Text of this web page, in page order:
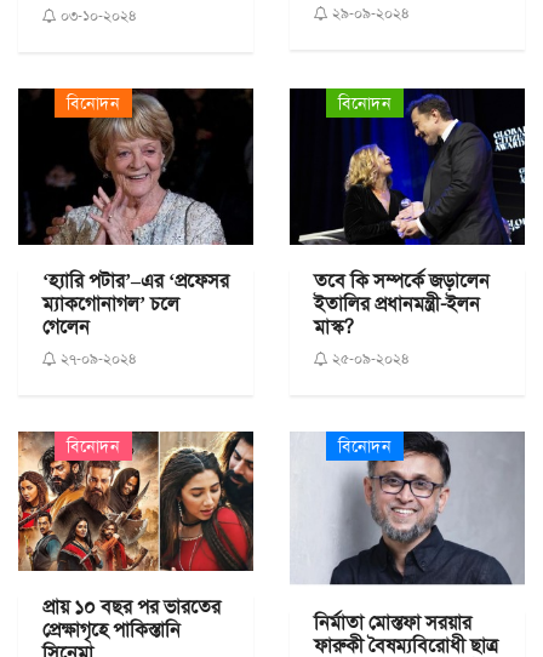
০৩-১০-২০২৪ ২৯-০৯-২০২৪
বিনোদন
‘হ্যারি পটার’–এর ‘প্রফেসর
ম্যাকগোনাগল’ চলে
গেলেন
২৭-০৯-২০২৪
বিনোদন
তবে কি সম্পর্কে জড়ালেন
ইতালির প্রধানমন্ত্রী-ইলন
মাস্ক?
২৫-০৯-২০২৪
বিনোদন
প্রায় ১০ বছর পর ভারতের
প্রেক্ষাগৃহে পাকিস্তানি
বিনোদন
নির্মাতা মোস্তফা সরয়ার
ফারুকী বৈষম্যবিরোধী ছাত্র